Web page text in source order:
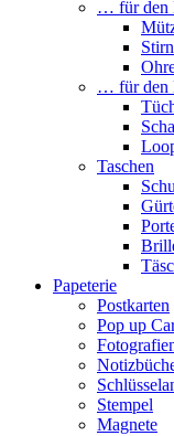
… für den
… für den
Taschen
Papeterie
Postkarten
Pop up
Stempel
Magnete